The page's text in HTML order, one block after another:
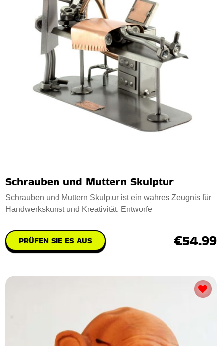
Schrauben und Muttern Skulptur
Schrauben und Muttern Skulptur ist ein wahres Zeugnis für
Handwerkskunst und Kreativität. Entworfe
PRÜFEN SIE ES AUS €54.99